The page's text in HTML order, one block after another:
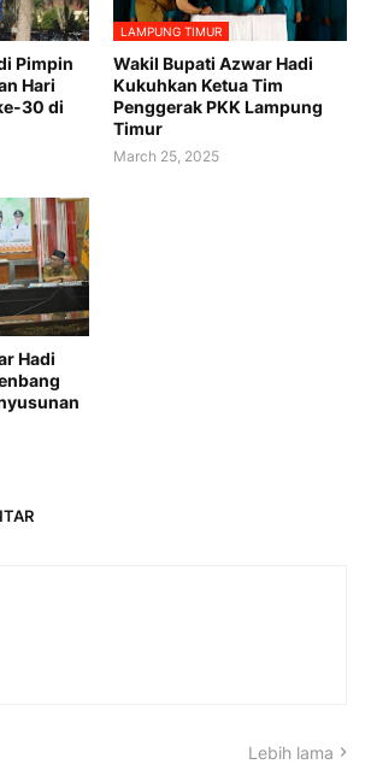
Pimpin
Hari
30 di
LAMPUNG TIMUR
Wakil Bupati Azwar Hadi
Kukuhkan Ketua Tim
Penggerak PKK Lampung
Timur
March 25, 2025
Hadi
Lebih lama